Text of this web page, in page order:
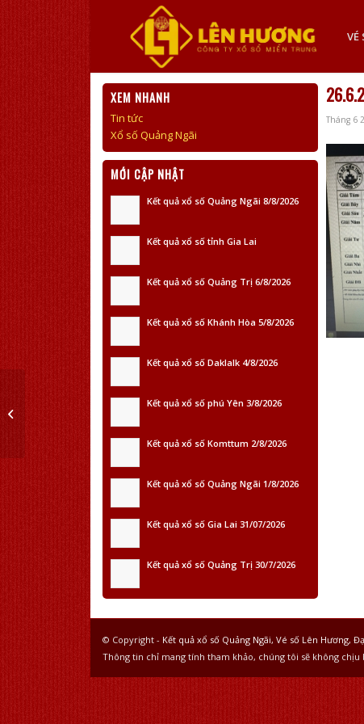
VÉ
Tháng 6
XEM NHANH
Tin tức
Xổ số Quảng Ngãi
MỚI CẬP NHẬT
Kết quả xổ số Quảng Ngãi 8/8/2026
Kết quả xổ số tỉnh Gia Lai
Kết quả xổ số Quảng Trị 6/8/2026
Kết quả xổ số Khánh Hòa 5/8/2026
Kết quả xổ số Daklalk 4/8/2026
Kết quả xổ số phú Yên 3/8/2026
Kết quả xổ số Komttum 2/8/2026
Kết quả xổ số Quảng Ngãi 1/8/2026
Kết quả xổ số Gia Lai 31/07/2026
Kết quả xổ số Quảng Trị 30/7/2026
© Copyright - Kết quả xổ số Quảng Ngãi, Vé số Lên Hương,
Thông tin chỉ mang tính tham khảo, chúng tôi sẽ không